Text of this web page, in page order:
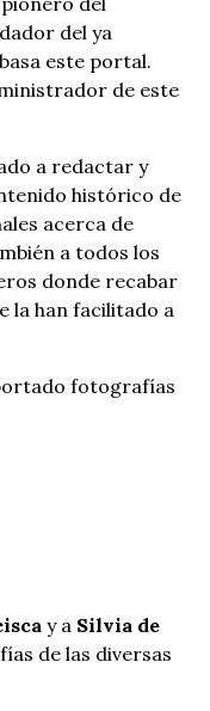
del ya
este portal.
de este
a redactar y
histórico de
acerca de
a todos los
donde recabar
la han facilitado a
fotografías
y a Silvia de
de las diversas